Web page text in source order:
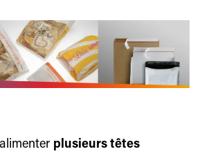
plusieurs têtes